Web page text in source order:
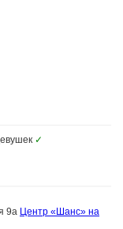
✓
9а Центр «Шанс» на